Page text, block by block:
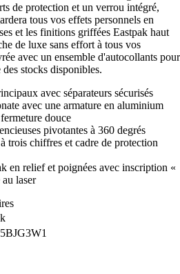
de protection et un verrou intégré,
tous vos effets personnels en
et les finitions griffées Eastpak haut
de luxe sans effort à tous vos
avec un ensemble d'autocollants pour
stocks disponibles.
avec séparateurs sécurisés
avec une armature en aluminium
douce
pivotantes à 360 degrés
trois chiffres et cadre de protection
en relief et poignées avec inscription «
laser